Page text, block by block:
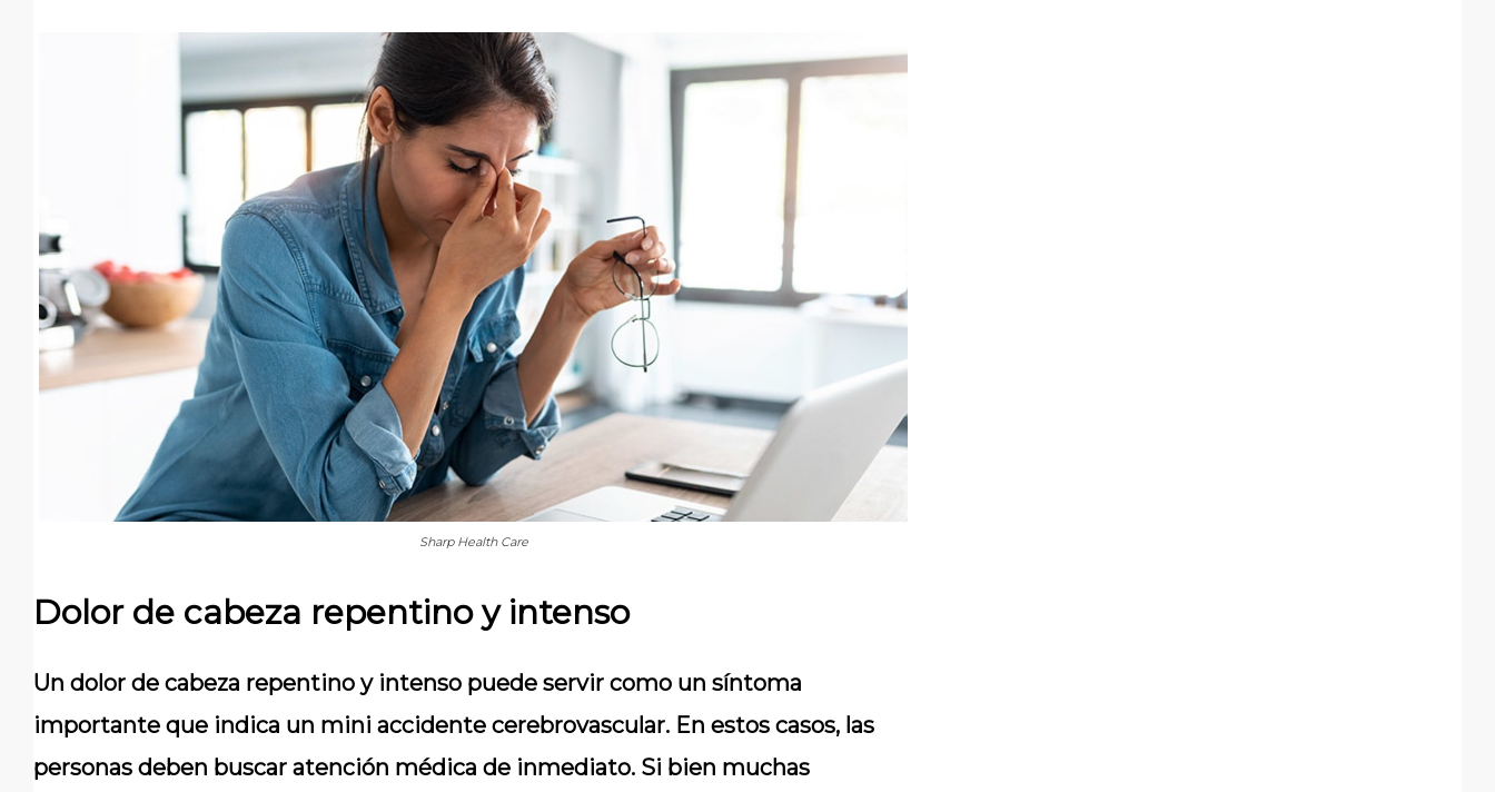
Sharp Health Care
Dolor de cabeza repentino y intenso
Un dolor de cabeza repentino y intenso puede servir como un síntoma
importante que indica un mini accidente cerebrovascular. En estos casos, las
personas deben buscar atención médica de inmediato. Si bien muchas